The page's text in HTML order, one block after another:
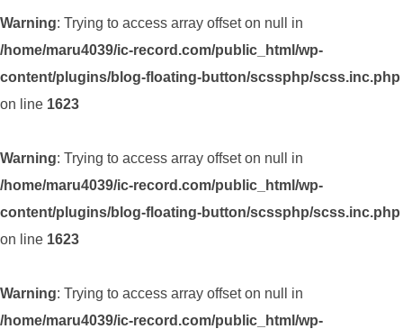
Warning: Trying to access array offset on null in
/home/maru4039/ic-record.com/public_html/wp-
content/plugins/blog-floating-button/scssphp/scss.inc.php
on line 1623
Warning: Trying to access array offset on null in
/home/maru4039/ic-record.com/public_html/wp-
content/plugins/blog-floating-button/scssphp/scss.inc.php
on line 1623
Warning: Trying to access array offset on null in
/home/maru4039/ic-record.com/public_html/wp-